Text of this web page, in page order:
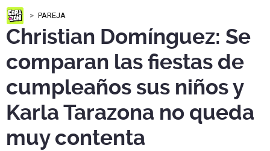
PAREJA
Christian Domínguez: Se
comparan las fiestas de
cumpleaños sus niños y
Karla Tarazona no queda
muy contenta